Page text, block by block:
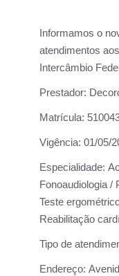
Informamos o
atendimentos
Intercâmbio
Prestador:
Matrícula:
Vigência: 01/05/
Especialidade:
Fonoaudiologia /
Teste
Reabilitação
Tipo de
Endereço: